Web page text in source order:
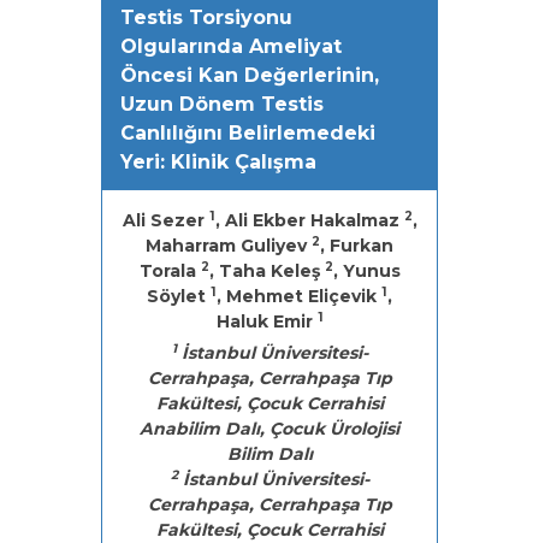
Testis Torsiyonu
Olgularında Ameliyat
Öncesi Kan Değerlerinin,
Uzun Dönem Testis
Canlılığını Belirlemedeki
Yeri: Klinik Çalışma
Ali Sezer 1, Ali Ekber Hakalmaz 2,
Maharram Guliyev 2, Furkan
Torala 2, Taha Keleş 2, Yunus
Söylet 1, Mehmet Eliçevik 1,
Haluk Emir 1
1İstanbul Üniversitesi-
Cerrahpaşa, Cerrahpaşa Tıp
Fakültesi, Çocuk Cerrahisi
Anabilim Dalı, Çocuk Ürolojisi
Bilim Dalı
2İstanbul Üniversitesi-
Cerrahpaşa, Cerrahpaşa Tıp
Fakültesi, Çocuk Cerrahisi